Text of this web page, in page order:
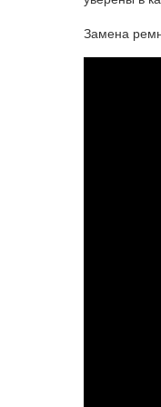
Замена